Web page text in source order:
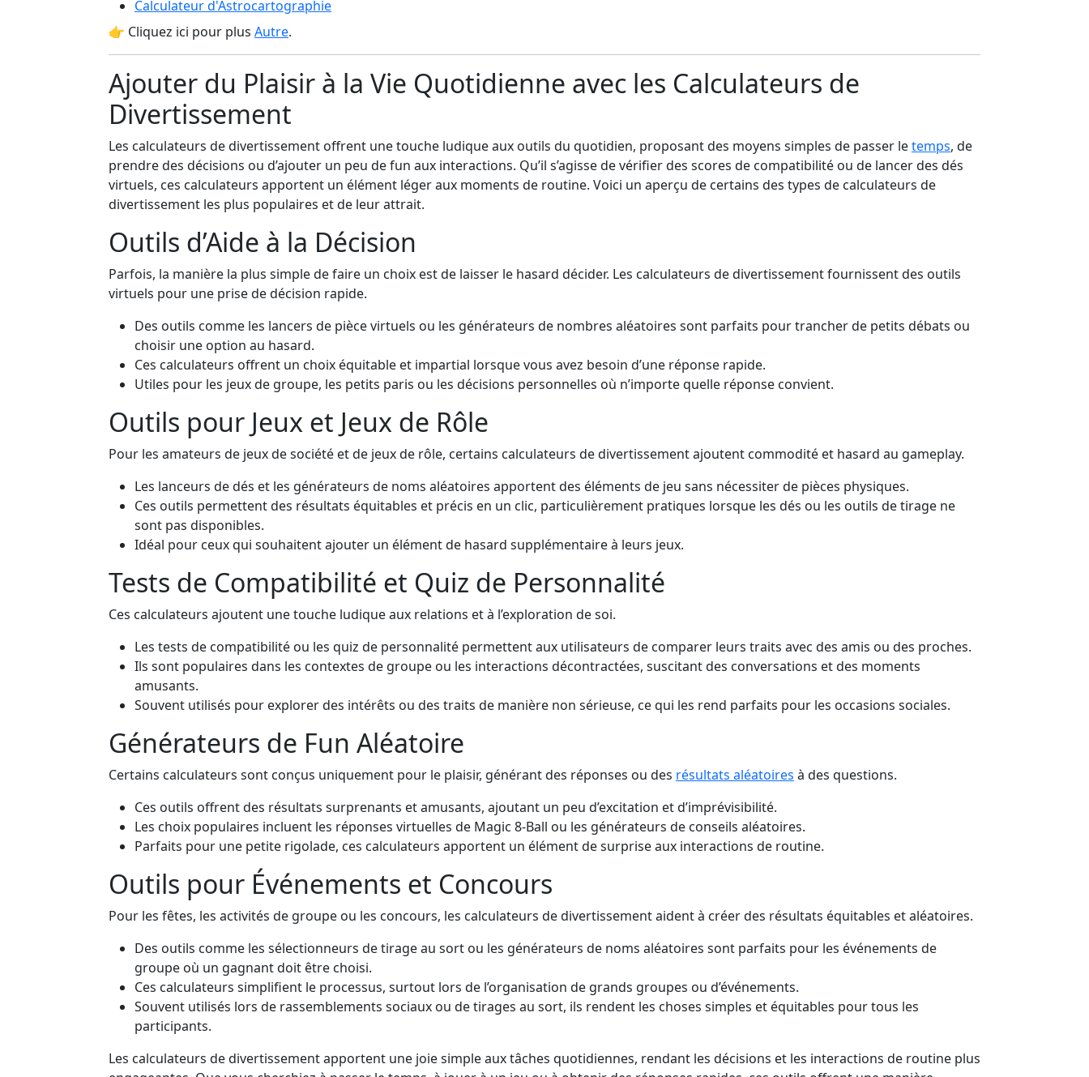
Calculateur d'Astrocartographie
👉 Cliquez ici pour plus Autre.
Ajouter du Plaisir à la Vie Quotidienne avec les Calculateurs de
Divertissement
Les calculateurs de divertissement offrent une touche ludique aux outils du quotidien, proposant des moyens simples de passer letemps, de
prendre des décisions ou d’ajouter un peu de fun aux interactions. Qu’il s’agisse de vérifier des scores de compatibilité ou de lancer des dés
virtuels, ces calculateurs apportent un élément léger aux moments de routine. Voici un aperçu de certains des types de calculateurs de
divertissement les plus populaires et de leur attrait.
Outils d’Aide à la Décision
Parfois, la manière la plus simple de faire un choix est de laisser le hasard décider. Les calculateurs de divertissement fournissent des outils
virtuels pour une prise de décision rapide.
Des outils comme les lancers de pièce virtuels ou les générateurs de nombres aléatoires sont parfaits pour trancher de petits débats ou
choisir une option au hasard.
Ces calculateurs offrent un choix équitable et impartial lorsque vous avez besoin d’une réponse rapide.
Utiles pour les jeux de groupe, les petits paris ou les décisions personnelles où n’importe quelle réponse convient.
Outils pour Jeux et Jeux de Rôle
Pour les amateurs de jeux de société et de jeux de rôle, certains calculateurs de divertissement ajoutent commodité et hasard au gameplay.
Les lanceurs de dés et les générateurs de noms aléatoires apportent des éléments de jeu sans nécessiter de pièces physiques.
Ces outils permettent des résultats équitables et précis en un clic, particulièrement pratiques lorsque les dés ou les outils de tirage ne
sont pas disponibles.
Idéal pour ceux qui souhaitent ajouter un élément de hasard supplémentaire à leurs jeux.
Tests de Compatibilité et Quiz de Personnalité
Ces calculateurs ajoutent une touche ludique aux relations et à l’exploration de soi.
Les tests de compatibilité ou les quiz de personnalité permettent aux utilisateurs de comparer leurs traits avec des amis ou des proches.
Ils sont populaires dans les contextes de groupe ou les interactions décontractées, suscitant des conversations et des moments
amusants.
Souvent utilisés pour explorer des intérêts ou des traits de manière non sérieuse, ce qui les rend parfaits pour les occasions sociales.
Générateurs de Fun Aléatoire
Certains calculateurs sont conçus uniquement pour le plaisir, générant des réponses ou des résultats aléatoires à des questions.
Ces outils offrent des résultats surprenants et amusants, ajoutant un peu d’excitation et d’imprévisibilité.
Les choix populaires incluent les réponses virtuelles de Magic 8-Ball ou les générateurs de conseils aléatoires.
Parfaits pour une petite rigolade, ces calculateurs apportent un élément de surprise aux interactions de routine.
Outils pour Événements et Concours
Pour les fêtes, les activités de groupe ou les concours, les calculateurs de divertissement aident à créer des résultats équitables et aléatoires.
Des outils comme les sélectionneurs de tirage au sort ou les générateurs de noms aléatoires sont parfaits pour les événements de
groupe où un gagnant doit être choisi.
Ces calculateurs simplifient le processus, surtout lors de l’organisation de grands groupes ou d’événements.
Souvent utilisés lors de rassemblements sociaux ou de tirages au sort, ils rendent les choses simples et équitables pour tous les
participants.
Les calculateurs de divertissement apportent une joie simple aux tâches quotidiennes, rendant les décisions et les interactions de routine plus